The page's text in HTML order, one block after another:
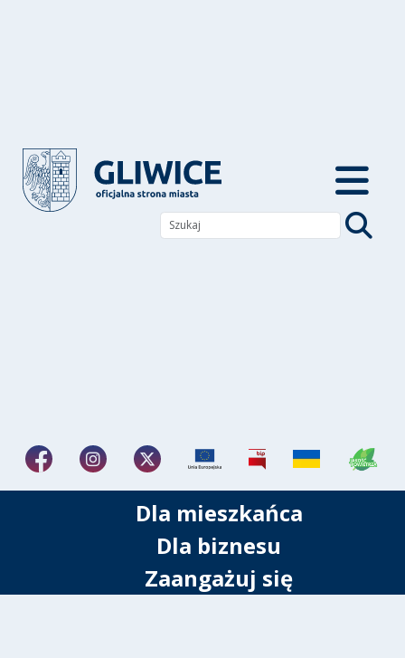
Dla mieszkańca
Dla biznesu
Zaangażuj się